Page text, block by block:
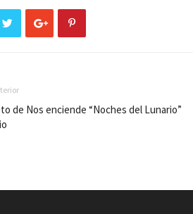
de Nos enciende “Noches del Lunario”